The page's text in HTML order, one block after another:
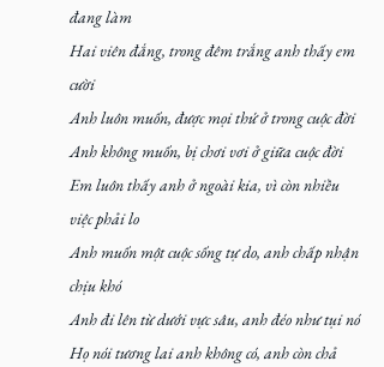
đang làm
Hai viên đắng, trong đêm trắng anh thấy em
cười
Anh luôn muốn, được mọi thứ ở trong cuộc đời
Anh không muốn, bị chơi vơi ở giữa cuộc đời
Em luôn thấy anh ở ngoài kia, vì còn nhiều
việc phải lo
Anh muốn một cuộc sống tự do, anh chấp nhận
chịu khó
Anh đi lên từ dưới vực sâu, anh đéo như tụi nó
Họ nói tương lai anh không có, anh còn chả